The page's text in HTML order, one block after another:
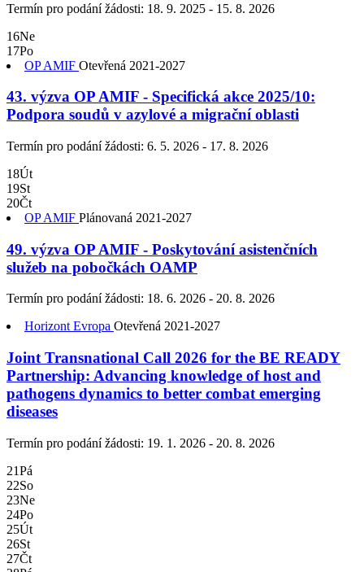
Termín pro podání žádosti: 18. 9. 2025 - 15. 8. 2026
16Ne
17Po
OP AMIF Otevřená 2021-2027
43. výzva OP AMIF - Specifická akce 2025/10:
Podpora soudů v azylové a migrační oblasti
Termín pro podání žádosti: 6. 5. 2026 - 17. 8. 2026
18Út
19St
20Čt
OP AMIF Plánovaná 2021-2027
49. výzva OP AMIF - Poskytování asistenčních
služeb na pobočkách OAMP
Termín pro podání žádosti: 18. 6. 2026 - 20. 8. 2026
Horizont Evropa Otevřená 2021-2027
Joint Transnational Call 2026 for the BE READY
Partnership: Advancing knowledge of host and
pathogens dynamics to better combat emerging
diseases
Termín pro podání žádosti: 19. 1. 2026 - 20. 8. 2026
21Pá
22So
23Ne
24Po
25Út
26St
27Čt